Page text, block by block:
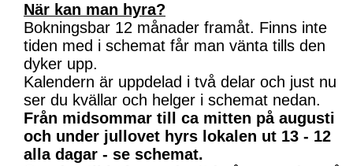
När kan man hyra?
Bokningsbar 12 månader framåt. Finns inte
tiden med i schemat får man vänta tills den
dyker upp.
Kalendern är uppdelad i två delar och just nu
ser du kvällar och helger i schemat nedan.
Från midsommar till ca mitten på augusti
och under jullovet hyrs lokalen ut 13 - 12
alla dagar - se schemat.